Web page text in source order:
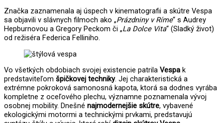
Značka zaznamenala aj úspech v kinematografii a skútre Vespa
sa objavili v slávnych filmoch ako „Prázdniny v Ríme“ s Audrey
Hepburnovou a Gregory Peckom či „La Dolce Vita“ (Sladký život)
od režiséra Federica Felliniho.
Vo všetkých obdobiach svojej existencie patrila Vespa k
predstaviteľom špičkovej techniky. Jej charakteristická a
extrémne pokroková samonosná kapota, ktorá sa dodnes vyrába
kompletne z oceľového plechu, významne poznamenala vývoj
osobnej mobility. Dnešné najmodernejšie skútre, vybavené
ekologickými motormi a technickými prvkami, predstavujú